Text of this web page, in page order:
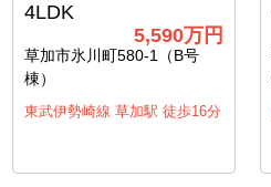
4LDK
5,590万円
草加市氷川町580-1（B号
棟）
東武伊勢崎線 草加駅 徒歩16分